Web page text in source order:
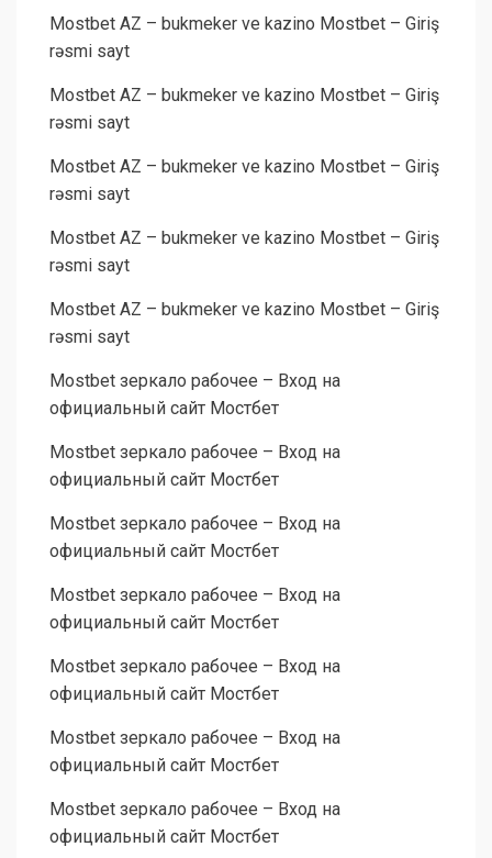
Mostbet AZ – bukmeker ve kazino Mostbet – Giriş
rəsmi sayt
Mostbet AZ – bukmeker ve kazino Mostbet – Giriş
rəsmi sayt
Mostbet AZ – bukmeker ve kazino Mostbet – Giriş
rəsmi sayt
Mostbet AZ – bukmeker ve kazino Mostbet – Giriş
rəsmi sayt
Mostbet AZ – bukmeker ve kazino Mostbet – Giriş
rəsmi sayt
Mostbet зеркало рабочее – Вход на
официальный сайт Мостбет
Mostbet зеркало рабочее – Вход на
официальный сайт Мостбет
Mostbet зеркало рабочее – Вход на
официальный сайт Мостбет
Mostbet зеркало рабочее – Вход на
официальный сайт Мостбет
Mostbet зеркало рабочее – Вход на
официальный сайт Мостбет
Mostbet зеркало рабочее – Вход на
официальный сайт Мостбет
Mostbet зеркало рабочее – Вход на
официальный сайт Мостбет